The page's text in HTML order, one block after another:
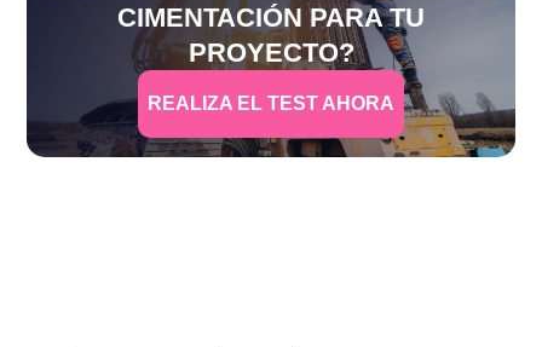
CIMENTACIÓN PARA TU
PROYECTO?
REALIZA EL TEST AHORA